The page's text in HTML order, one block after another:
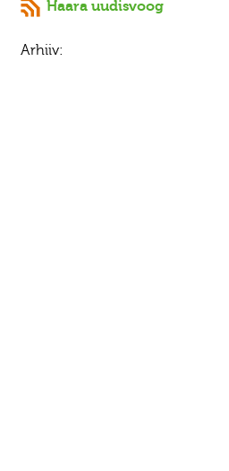
Haara uudisvoog
Arhiiv: